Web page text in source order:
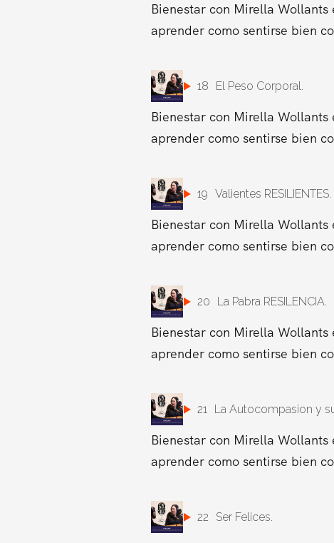
Bienestar con Mirella
aprender como sentirse bien
18 El Peso Corporal.
Bienestar con Mirella
aprender como sentirse bien
19 Valientes RESILIENTES.
Bienestar con Mirella
aprender como sentirse bien
20 La Pabra RESILENCIA.
Bienestar con Mirella
aprender como sentirse bien
21 La Autocompasion y
Bienestar con Mirella
aprender como sentirse bien
22 Ser Felices.